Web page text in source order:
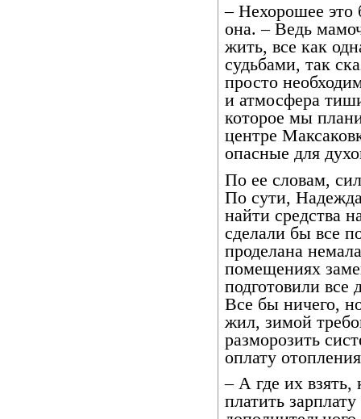
– Нехорошее это
она. – Ведь
жить, все как
судьбами, так
просто
и атмосфера
которое мы
центре
опасные для
По ее словам,
По сути,
найти средства
сделали бы все
проделана
помещениях
подготовили все
Все бы ничего,
жил, зимой
разморозить
оплату
– А где их взять,
платить